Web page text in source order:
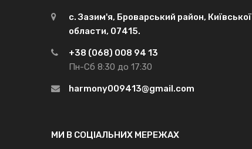
с. Зазим'я, Броварський район, Київської
области, 07415.
+38 (068) 008 94 13
Пн-Сб 8:30 до 17:30
harmony009413@gmail.com
МИ В СОЦІАЛЬНИХ МЕРЕЖАХ